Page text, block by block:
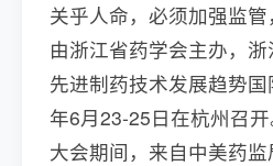
关乎人命，必须加强监管
由浙江省药学会主办，
先进制药技术发展趋势
年6月23-25日在杭州召开
大会期间，来自中美药